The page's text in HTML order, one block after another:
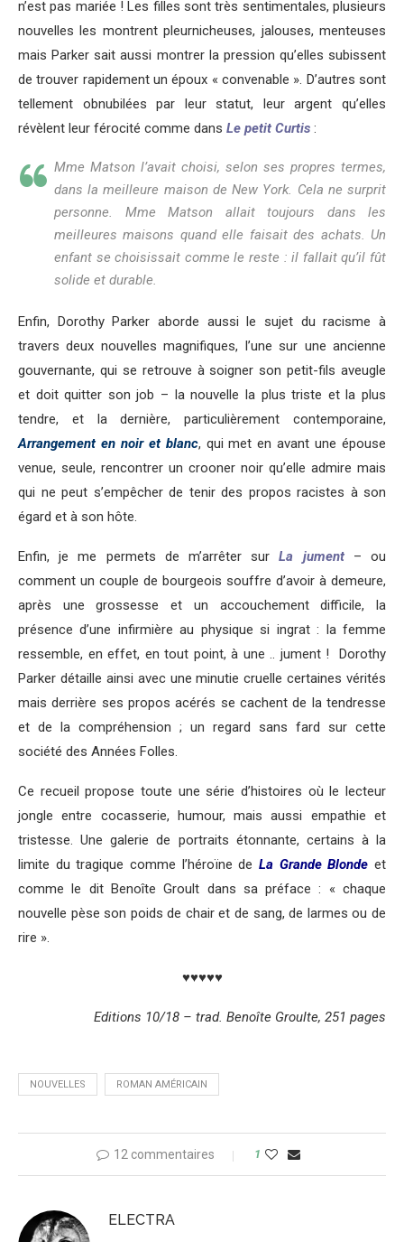
n’est pas mariée ! Les filles sont très sentimentales, plusieurs
nouvelles les montrent pleurnicheuses, jalouses, menteuses
mais Parker sait aussi montrer la pression qu’elles subissent
de trouver rapidement un époux « convenable ». D’autres sont
tellement obnubilées par leur statut, leur argent qu’elles
révèlent leur férocité comme dans Le petit Curtis :
Mme Matson l’avait choisi, selon ses propres termes,
dans la meilleure maison de New York. Cela ne surprit
personne. Mme Matson allait toujours dans les
meilleures maisons quand elle faisait des achats. Un
enfant se choisissait comme le reste : il fallait qu’il fût
solide et durable.
Enfin, Dorothy Parker aborde aussi le sujet du racisme à
travers deux nouvelles magnifiques, l’une sur une ancienne
gouvernante, qui se retrouve à soigner son petit-fils aveugle
et doit quitter son job – la nouvelle la plus triste et la plus
tendre, et la dernière, particulièrement contemporaine,
Arrangement en noir et blanc, qui met en avant une épouse
venue, seule, rencontrer un crooner noir qu’elle admire mais
qui ne peut s’empêcher de tenir des propos racistes à son
égard et à son hôte.
Enfin, je me permets de m’arrêter surLa jument
– ou
comment un couple de bourgeois souffre d’avoir à demeure,
après une grossesse et un accouchement difficile, la
présence d’une infirmière au physique si ingrat : la femme
ressemble, en effet, en tout point, à une .. jument ! Dorothy
Parker détaille ainsi avec une minutie cruelle certaines vérités
mais derrière ses propos acérés se cachent de la tendresse
et de la compréhension ; un regard sans fard sur cette
société des Années Folles.
Ce recueil propose toute une série d’histoires où le lecteur
jongle entre cocasserie, humour, mais aussi empathie et
tristesse. Une galerie de portraits étonnante, certains à la
limite du tragique comme l’héroïne de La Grande Blonde et
comme le dit Benoîte Groult dans sa préface : « chaque
nouvelle pèse son poids de chair et de sang, de larmes ou de
rire ».
♥♥♥♥♥
Editions 10/18 – trad. Benoîte Groulte, 251 pages
NOUVELLES ROMAN AMÉRICAIN
12 commentaires 1
ELECTRA